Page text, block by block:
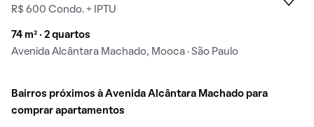
R$ 600 Condo. + IPTU
74 m² · 2 quartos
Avenida Alcântara Machado, Mooca · São Paulo
Bairros próximos à Avenida Alcântara Machado para
comprar apartamentos